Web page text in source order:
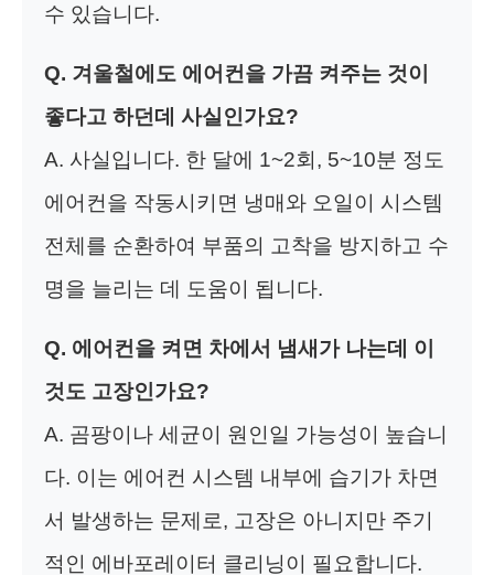
수 있습니다.
Q. 겨울철에도 에어컨을 가끔 켜주는 것이
좋다고 하던데 사실인가요?
A. 사실입니다. 한 달에 1~2회, 5~10분 정도
에어컨을 작동시키면 냉매와 오일이 시스템
전체를 순환하여 부품의 고착을 방지하고 수
명을 늘리는 데 도움이 됩니다.
Q. 에어컨을 켜면 차에서 냄새가 나는데 이
것도 고장인가요?
A. 곰팡이나 세균이 원인일 가능성이 높습니
다. 이는 에어컨 시스템 내부에 습기가 차면
서 발생하는 문제로, 고장은 아니지만 주기
적인 에바포레이터 클리닝이 필요합니다.